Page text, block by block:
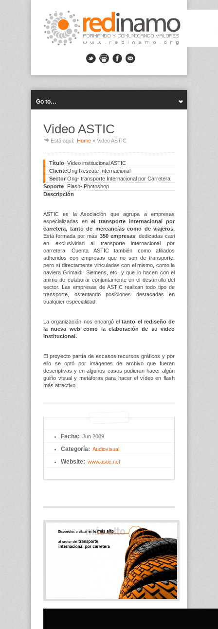
Go to…
Video ASTIC
Está aquí: Home » Video ASTIC
Título Vídeo institucional ASTIC
ClienteOng Rescate Internacional
Sector Ong- transporte Internacional por Carretera
Soporte
Flash- Photoshop
Descripción
ASTIC es la Asociación que agrupa a empresas
especializadas en el transporte internacional por
carretera, tanto de mercancías como de viajeros
Está formada por más 350 empresas, dedicadas casi
en exclusividad al transporte internacional por
carretera. Cuenta ASTIC también como afiliados
adheridos con empresas que no son de transporte,
pero sí directamente vinculadas con el mismo, como la
naviera Grimaldi, Siemens, etc. y que lo hacen con el
ánimo de colaborar conjuntamente en el desarrollo del
sector. Las empresas de ASTIC realizan todo tipo de
transporte, ostentando posiciones destacadas en
cualquier especialidad.
La organización nos encargó eltanto el rediseño de
la nueva web como la elaboración de su video
institucional.
El proyecto partía de escasos recursos gráficos y por
ello se optó por imágenes de archivo que fueran
descriptivas y en algunos casos pudieran hacer algún
guiño visual y metáforas para hacer el vídeo en flash
más atractivo.
Fecha: Jun 2009
Categoría: Audiovisual
Website: www.astic.net